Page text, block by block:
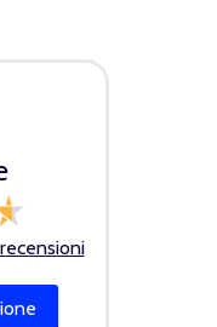
recensioni